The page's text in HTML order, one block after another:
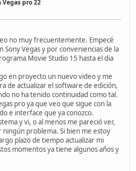
Vegas pro 22
no muy frecuentemente. Empecé
Sony Vegas y por conveniencias de la
Movie Studio 15 hasta el dia
en proyecto un nuevo video y me
de actualizar el software de edición,
no ha tenido continuidad como tal.
pro ya que veo que sigue con la
e interface que ya conozco.
y vi, o al menos me pareció ver,
problema. Si bien me estoy
plazo de tiempo actualizar mi
momentos ya tiene algunos años y